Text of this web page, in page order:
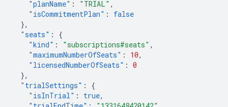
"planName" : "TRIAL" ,
"isCommitmentPlan" :
false
},
"seats" :
{
"kind" : "subscriptions#seats" ,
"maximumNumberOfSeats" : 10,
"licensedNumberOfSeats" : 0
},
"trialSettings" :
{
"isInTrial" : true,